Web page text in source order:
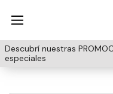
Descubrí nuestras
especiales